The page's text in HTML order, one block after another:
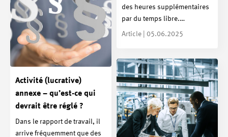
des heures supplémentaires
par du temps libre.…
Article | 05.06.2025
Activité (lucrative)
annexe – qu’est-ce qui
devrait être réglé ?
Dans le rapport de travail, il
arrive fréquemment que des